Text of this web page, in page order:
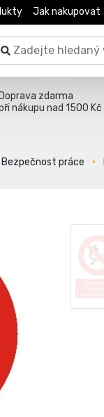
Jak nakupovat
Doprava zdarma
nákupu nad 1500 Kč
Bezpečnost práce